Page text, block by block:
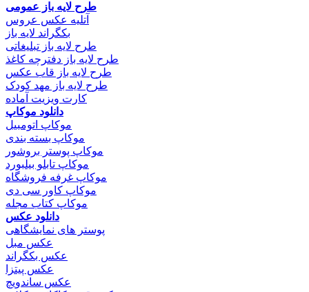
طرح لایه باز عمومی
آتلیه عکس عروس
بکگراند لایه باز
طرح لایه باز تبلیغاتی
طرح لایه باز دفترچه کاغذ
طرح لایه باز قاب عکس
طرح لایه باز مهد کودک
کارت ویزیت آماده
دانلود موکاپ
موکاپ اتومبیل
موکاپ بسته بندی
موکاپ پوستر بروشور
موکاپ تابلو بیلبورد
موکاپ غرفه فروشگاه
موکاپ کاور سی دی
موکاپ کتاب مجله
دانلود عکس
پوستر های نمایشگاهی
عکس مبل
عکس بکگراند
عکس پیتزا
عکس ساندویچ